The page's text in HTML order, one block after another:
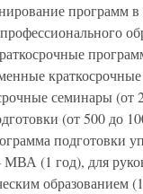
программ в
семинары (от
(от 500 до
подготовки
МВА (1 год), для
образованием